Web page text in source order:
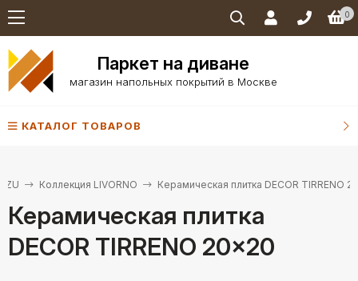
0
Паркет на диване
магазин напольных покрытий в Москве
КАТАЛОГ ТОВАРОВ
Коллекция LIVORNO Керамическая плитка DECOR TIRRENO
Керамическая плитка
DECOR TIRRENO 20×20